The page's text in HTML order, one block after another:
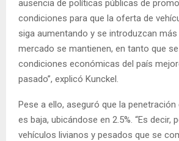
ausencia de políticas públicas de
condiciones para que la oferta de
siga aumentando y se introduzcan
mercado se mantienen, en tanto que
condiciones económicas del país
pasado”, explicó Kunckel.
Pese a ello, aseguró que la
es baja, ubicándose en 2.5%. “Es decir,
vehículos livianos y pesados que se